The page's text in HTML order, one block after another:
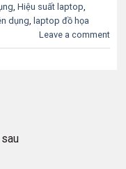
,Hiệu suất laptop
dụng
laptop đồ họa
Leave a comment